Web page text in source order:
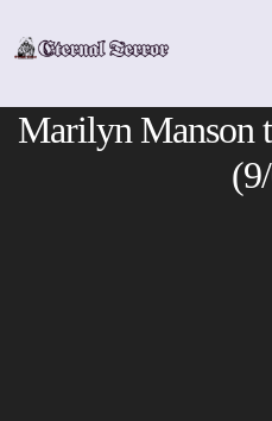
Marilyn Manson